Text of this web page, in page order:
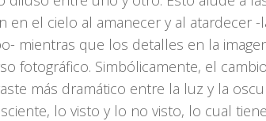
en el cielo al amanecer y al atardecer -
mientras que los detalles en la
fotográfico. Simbólicamente, el
más dramático entre la luz y la
lo visto y lo no visto, lo cual